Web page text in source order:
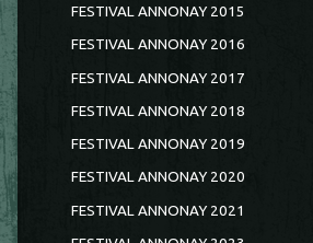
FESTIVAL ANNONAY 2015
FESTIVAL ANNONAY 2016
FESTIVAL ANNONAY 2017
FESTIVAL ANNONAY 2018
FESTIVAL ANNONAY 2019
FESTIVAL ANNONAY 2020
FESTIVAL ANNONAY 2021